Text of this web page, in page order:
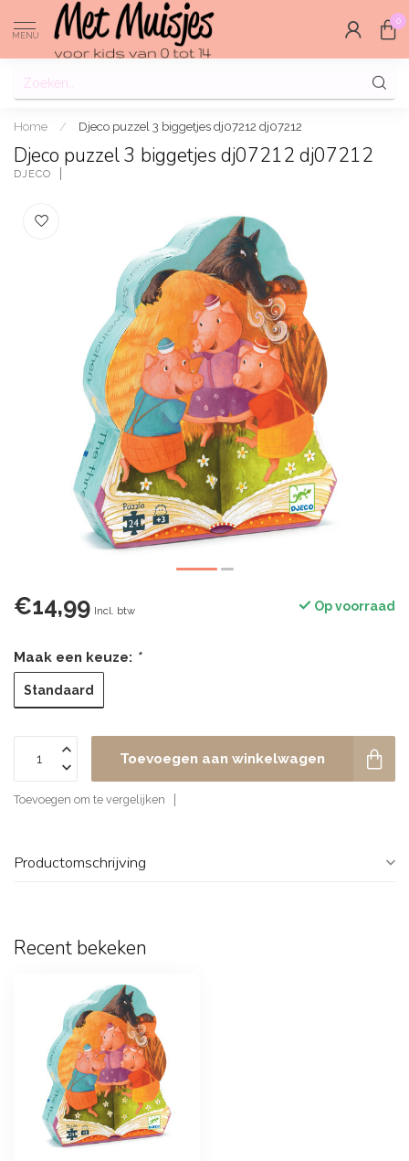
MENU
0
Home / Djeco puzzel 3 biggetjes dj07212 dj07212
Djeco puzzel 3 biggetjes dj07212 dj07212
DJECO
€14,99 Incl. btw Op voorraad
Maak een keuze: *
Standaard
Toevoegen aan winkelwagen
Toevoegen om te vergelijken
Productomschrijving
Recent bekeken